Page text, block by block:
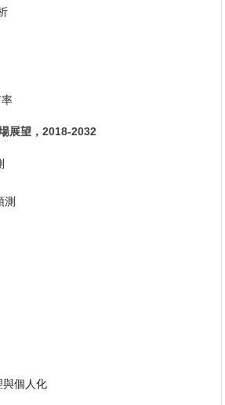
展望，2018-2032
測
與個人化